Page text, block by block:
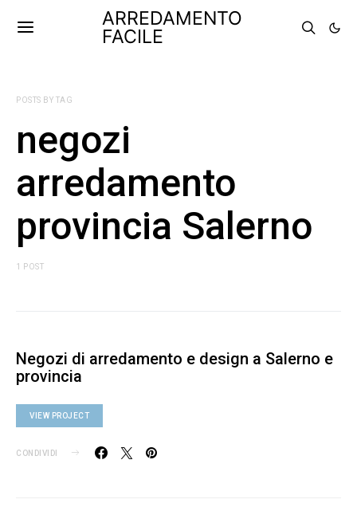
ARREDAMENTO
FACILE
POSTS BY TAG
negozi
arredamento
provincia Salerno
1 POST
Negozi di arredamento e design a Salerno e
provincia
VIEW PROJECT
CONDIVIDI